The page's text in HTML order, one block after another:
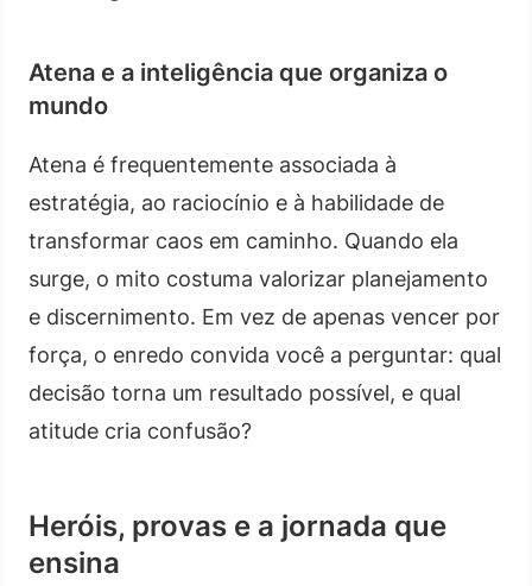
Atena e a inteligência que organiza o
mundo
Atena é frequentemente associada à
estratégia, ao raciocínio e à habilidade de
transformar caos em caminho. Quando ela
surge, o mito costuma valorizar planejamento
e discernimento. Em vez de apenas vencer por
força, o enredo convida você a perguntar: qual
decisão torna um resultado possível, e qual
atitude cria confusão?
Heróis, provas e a jornada que
ensina